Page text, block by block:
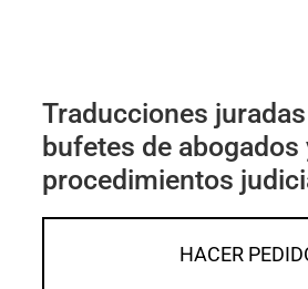
Traducciones
bufetes de abogados
procedimientos
HACER